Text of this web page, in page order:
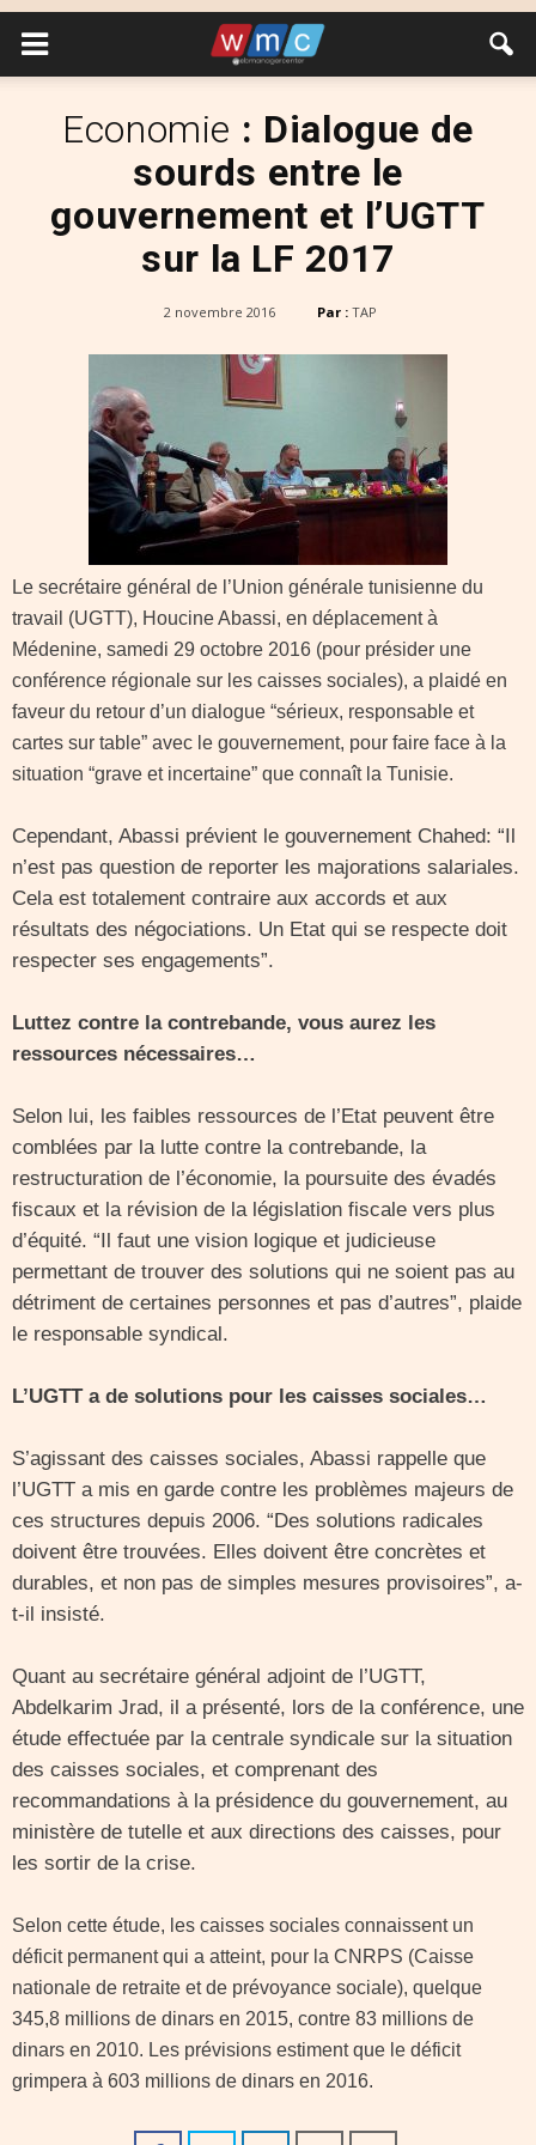
Economie : Dialogue de
sourds entre le
gouvernement et l’UGTT
sur la LF 2017
2 novembre 2016 Par : TAP
Le secrétaire général de l’Union générale tunisienne du
travail (UGTT), Houcine Abassi, en déplacement à
Médenine, samedi 29 octobre 2016 (pour présider une
conférence régionale sur les caisses sociales), a plaidé en
faveur du retour d’un dialogue “sérieux, responsable et
cartes sur table” avec le gouvernement, pour faire face à la
situation “grave et incertaine” que connaît la Tunisie.
Cependant, Abassi prévient le gouvernement Chahed: “Il
n’est pas question de reporter les majorations salariales.
Cela est totalement contraire aux accords et aux
résultats des négociations. Un Etat qui se respecte doit
respecter ses engagements”.
Luttez contre la contrebande, vous aurez les
ressources nécessaires…
Selon lui, les faibles ressources de l’Etat peuvent être
comblées par la lutte contre la contrebande, la
restructuration de l’économie, la poursuite des évadés
fiscaux et la révision de la législation fiscale vers plus
d’équité. “Il faut une vision logique et judicieuse
permettant de trouver des solutions qui ne soient pas au
détriment de certaines personnes et pas d’autres”, plaide
le responsable syndical.
L’UGTT a de solutions pour les caisses sociales…
S’agissant des caisses sociales, Abassi rappelle que
l’UGTT a mis en garde contre les problèmes majeurs de
ces structures depuis 2006. “Des solutions radicales
doivent être trouvées. Elles doivent être concrètes et
durables, et non pas de simples mesures provisoires”, a-
t-il insisté.
Quant au secrétaire général adjoint de l’UGTT,
Abdelkarim Jrad, il a présenté, lors de la conférence, une
étude effectuée par la centrale syndicale sur la situation
des caisses sociales, et comprenant des
recommandations à la présidence du gouvernement, au
ministère de tutelle et aux directions des caisses, pour
les sortir de la crise.
Selon cette étude, les caisses sociales connaissent un
déficit permanent qui a atteint, pour la CNRPS (Caisse
nationale de retraite et de prévoyance sociale), quelque
345,8 millions de dinars en 2015, contre 83 millions de
dinars en 2010. Les prévisions estiment que le déficit
grimpera à 603 millions de dinars en 2016.